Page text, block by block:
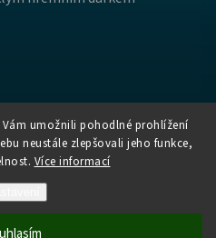
umožnili pohodlné prohlížení
neustále zlepšovali jeho funkce,
Více informací
Shoptet
a
. Všechna práva